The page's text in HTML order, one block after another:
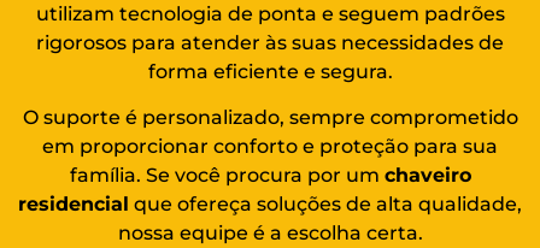
utilizam tecnologia de ponta e seguem padrões
rigorosos para atender às suas necessidades de
forma eficiente e segura.
O suporte é personalizado, sempre comprometido
em proporcionar conforto e proteção para sua
família. Se você procura por um chaveiro
residencial que ofereça soluções de alta qualidade,
nossa equipe é a escolha certa.